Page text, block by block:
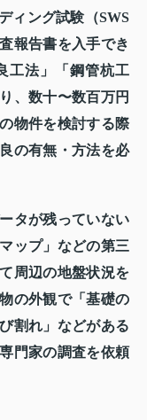
ィング試験（SWS
報告書を入手でき
工法」「鋼管杭工
、数十〜数百万円
物件を検討する際
の有無・方法を必
タが残っていない
ップ」などの第三
周辺の地盤状況を
の外観で「基礎の
割れ」などがある
門家の調査を依頼